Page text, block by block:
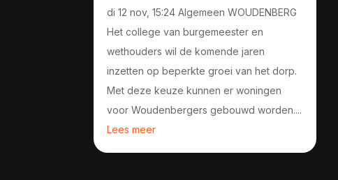
di 12 nov, 15:24 Algemeen WOUDENBERG
Het college van burgemeester en
wethouders wil de komende jaren
inzetten op beperkte groei van het dorp.
Met deze keuze kunnen er woningen
voor Woudenbergers gebouwd worden....
Lees meer